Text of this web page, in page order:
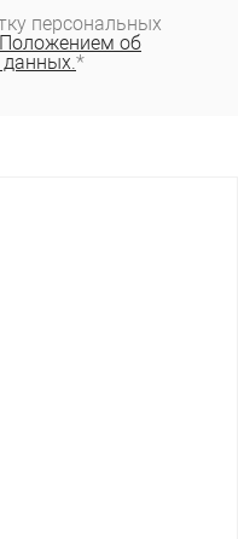
персональных
Положением об
данных.*